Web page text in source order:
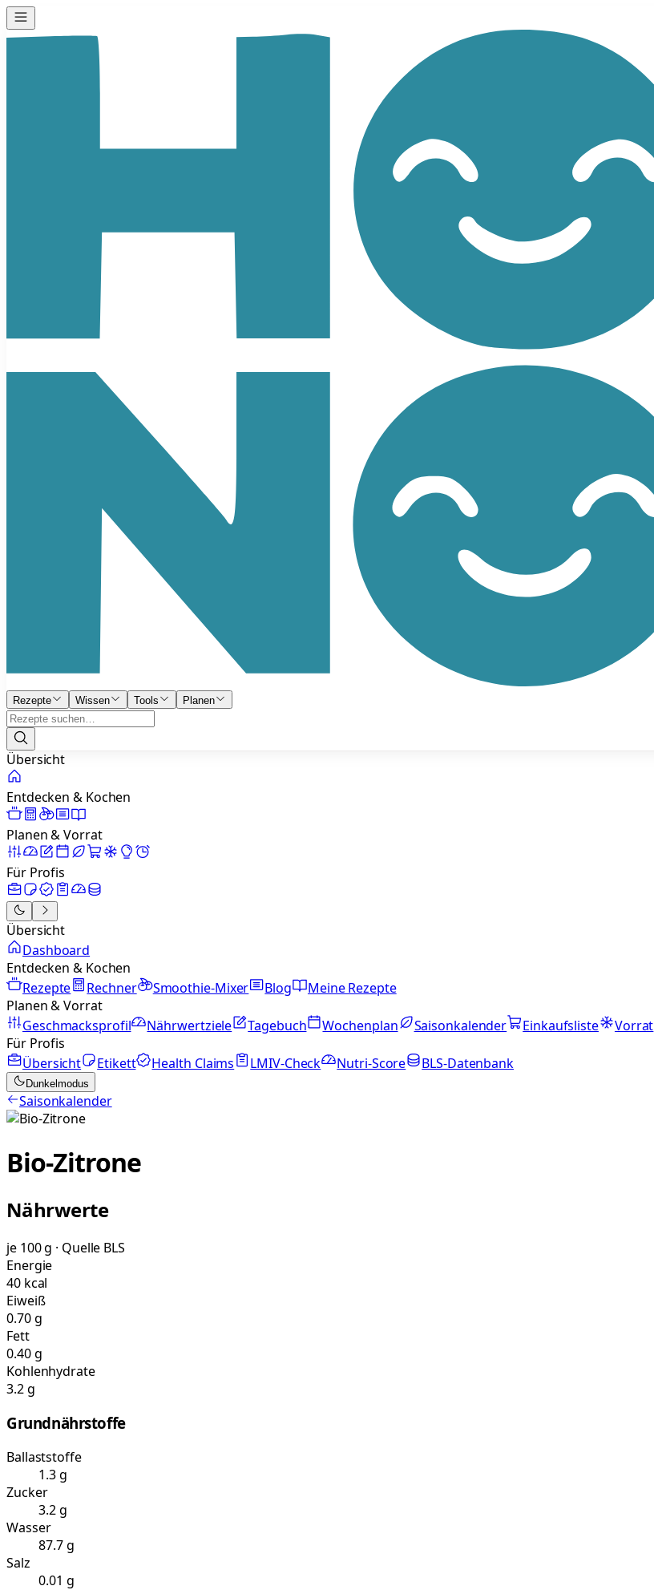
Rezepte Wissen Tools Planen
Übersicht
Entdecken & Kochen
Planen & Vorrat
Für Profis
Übersicht
Dashboard
Entdecken & Kochen
Rezepte
Rechner Smoothie-Mixer Blog
Meine Rezepte
Planen & Vorrat
Geschmacksprofil
Nährwertziele Tagebuch Wochenplan Saisonkalender Einkaufsliste Vorrat
Für Profis
Übersicht
Etikett Health Claims LMIV-Check Nutri-Score BLS-Datenbank
Dunkelmodus
Saisonkalender
Bio-Zitrone
Nährwerte
je 100 g · Quelle BLS
Energie
40 kcal
Eiweiß
0.70 g
Fett
0.40 g
Kohlenhydrate
3.2 g
Grundnährstoffe
Ballaststoffe
1.3 g
Zucker
3.2 g
Wasser
87.7 g
Salz
0.01 g